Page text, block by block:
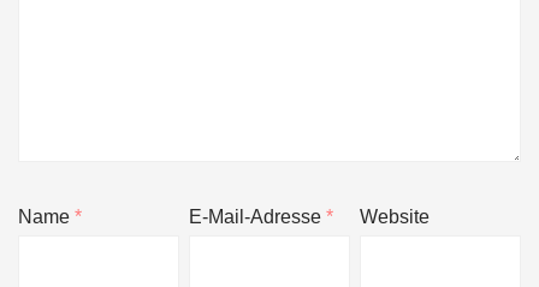
Name* E-Mail-Adresse* Website